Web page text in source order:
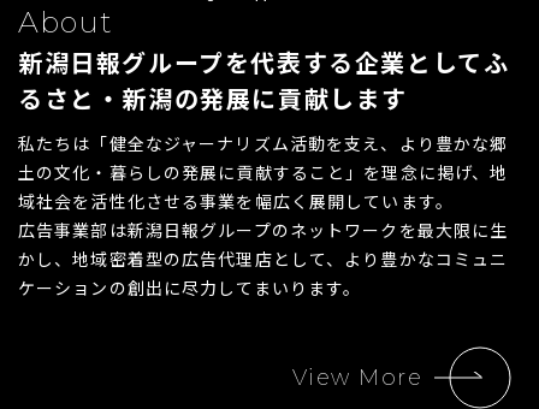
About
新潟日報グループを代表する企業としてふ
るさと・新潟の発展に貢献します
私たちは「健全なジャーナリズム活動を支え、より豊かな郷
土の文化・暮らしの発展に貢献すること」を理念に掲げ、地
域社会を活性化させる事業を幅広く展開しています。
広告事業部は新潟日報グループのネットワークを最大限に生
かし、地域密着型の広告代理店として、より豊かなコミュニ
ケーションの創出に尽力してまいります。
View More